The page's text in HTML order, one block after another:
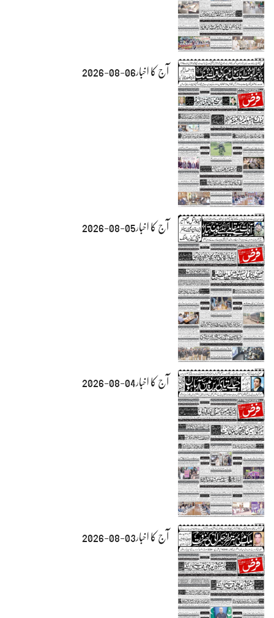
آج کا اخبار06-08-2026
آج کا اخبار05-08-2026
آج کا اخبار04-08-2026
آج کا اخبار03-08-2026